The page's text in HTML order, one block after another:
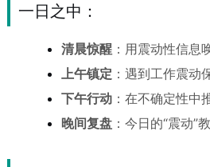
一日之中：
清晨惊醒：用震动性信息
上午镇定 ：遇到工作震动
下午行动：在不确定性中
晚间复盘：今日的“震动”